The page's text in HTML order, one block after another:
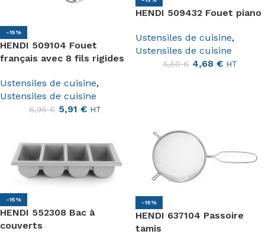
-15%
HENDI 509104 Fouet
français avec 8 fils rigides
Ustensiles de cuisine,
Ustensiles de cuisine
6,95€ 5,91 € HT
HENDI 509432 Fouet piano
Ustensiles de cuisine,
Ustensiles de cuisine
5,50€ 4,68 € HT
-15%
HENDI 552308 Bac à
couverts
-15%
HENDI 637104 Passoire
tamis